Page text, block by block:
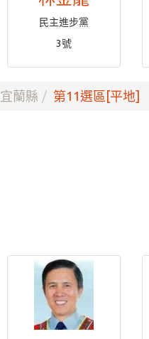
民主進步黨
3號
宜蘭縣 第11選區[平地]